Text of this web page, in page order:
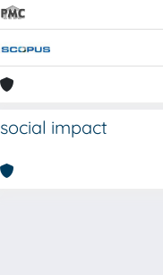
social impact